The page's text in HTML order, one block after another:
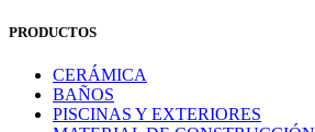
PRODUCTOS
CERÁMICA
BAÑOS
PISCINAS Y EXTERIORES